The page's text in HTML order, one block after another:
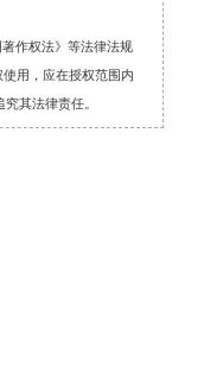
作权法》等法律法规
用，应在授权范围内
其法律责任。